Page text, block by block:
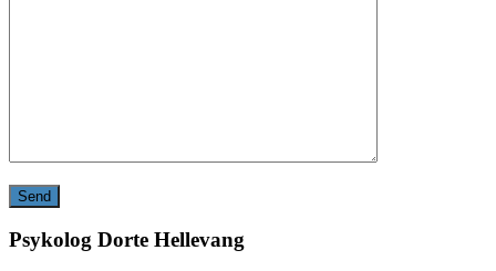
Psykolog Dorte Hellevang